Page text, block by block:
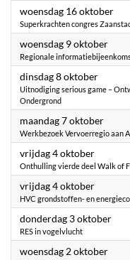
woensdag 16 oktober2024
Superkrachten congres
woensdag 9 oktober2024
Regionale
dinsdag 8 oktober2024
Uitnodiging serious game –
Ondergrond
maandag 7 oktober2024
Werkbezoek Vervoerregio aan
vrijdag 4 oktober2024
Onthulling vierde deel Walk of
vrijdag 4 oktober2024
HVC grondstoffen- en
donderdag 3 oktober2024
RES in vogelvlucht
woensdag 2 oktober2024